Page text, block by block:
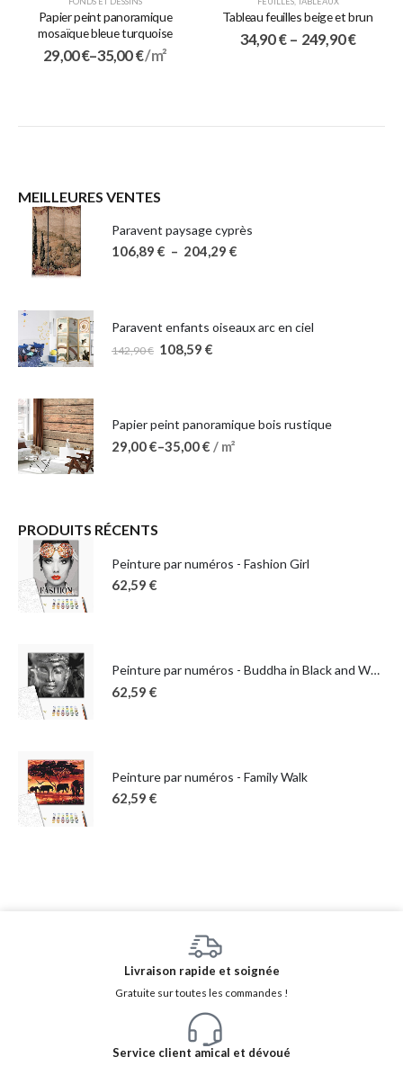
Papier peint panoramique
mosaïque bleue turquoise
29,00€–35,00€/ m²
Tableau feuilles beige et brun
34,90€ – 249,90€
MEILLEURES VENTES
Paravent paysage cyprès
106,89 € – 204,29 €
Paravent enfants oiseaux arc en ciel
142,90€ 108,59 €
Papier peint panoramique bois rustique
29,00€–35,00€ / m²
PRODUITS RÉCENTS
Peinture par numéros - Fashion Girl
62,59 €
Peinture par numéros - Buddha in Black and White
62,59 €
Peinture par numéros - Family Walk
62,59 €
Livraison rapide et soignée
Gratuite sur toutes les commandes !
Service client amical et dévoué